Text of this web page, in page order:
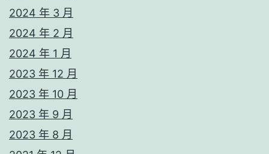
2024 年 3 月
2024 年 2 月
2024 年 1 月
2023 年 12 月
2023 年 10 月
2023 年 9 月
2023 年 8 月